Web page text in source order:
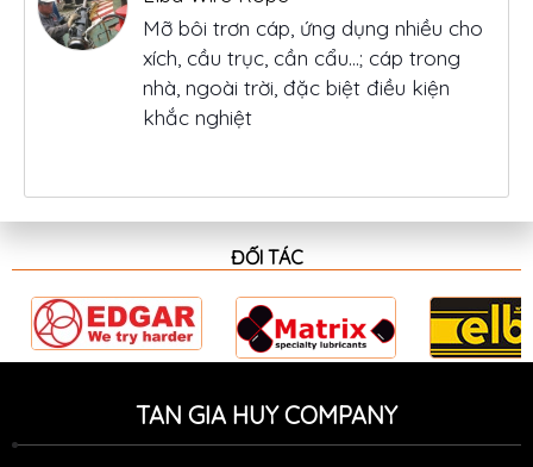
khắc nghiệt
Elba Maximum Moly CSC
Mỡ chịu nhiệt có nhiệt độ nhỏ giọt 680
ĐỐI TÁC
TAN GIA HUY COMPANY